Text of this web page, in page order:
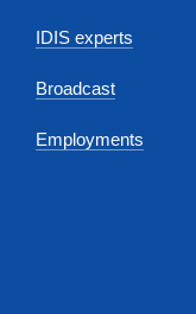
IDIS experts
Broadcast
Employments